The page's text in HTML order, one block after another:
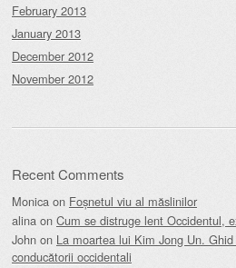
February 2013
January 2013
December 2012
November 2012
Recent Comments
Monica on Foșnetul viu al măslinilor
alina on Cum se distruge lent Occidentul,
John on La moartea lui Kim Jong Un.
conducătorii occidentali